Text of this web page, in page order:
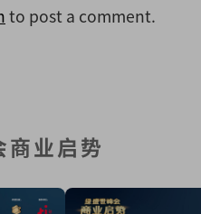
to post a comment.
商业启势